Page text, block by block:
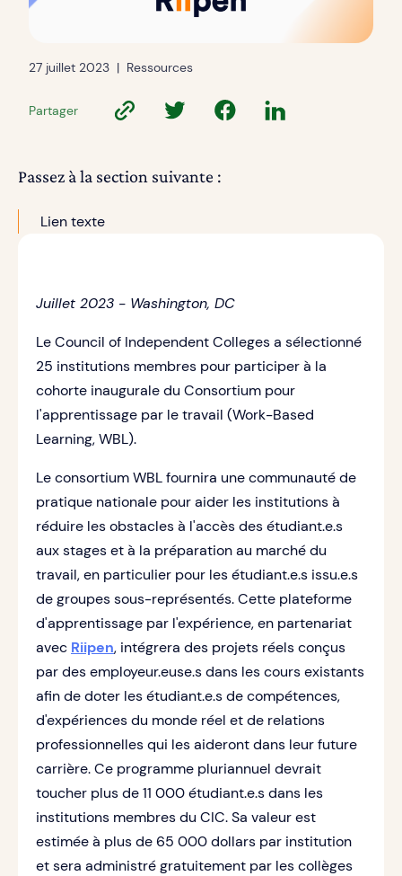
27 juillet 2023 | Ressources
Partager
Juillet 2023 - Washington, DC
Le Council of Independent Colleges a sélectionné
25 institutions membres pour participer à la
cohorte inaugurale du Consortium pour
l'apprentissage par le travail (Work-Based
Learning, WBL).
Le consortium WBL fournira une communauté de
pratique nationale pour aider les institutions à
réduire les obstacles à l'accès des étudiant.e.s
aux stages et à la préparation au marché du
travail, en particulier pour les étudiant.e.s issu.e.s
de groupes sous-représentés. Cette plateforme
d'apprentissage par l'expérience, en partenariat
avec Riipen, intégrera des projets réels conçus
par des employeur.euse.s dans les cours existants
afin de doter les étudiant.e.s de compétences,
d'expériences du monde réel et de relations
professionnelles qui les aideront dans leur future
carrière. Ce programme pluriannuel devrait
toucher plus de 11 000 étudiant.e.s dans les
institutions membres du CIC. Sa valeur est
estimée à plus de 65 000 dollars par institution
et sera administré gratuitement par les collèges
Passez à la section suivante :
Lien texte